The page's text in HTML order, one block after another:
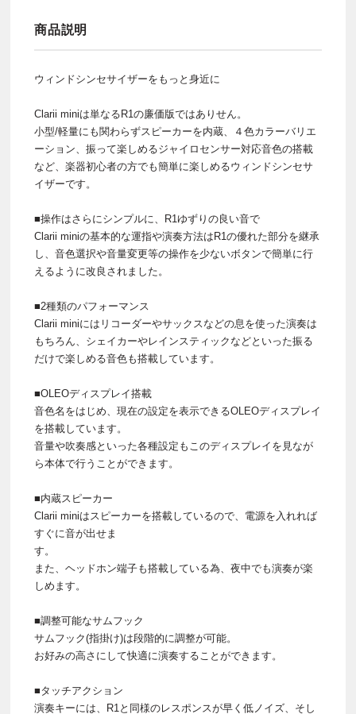
商品説明
ウィンドシンセサイザーをもっと身近に
Clarii miniは単なるR1の廉価版ではありせん。
小型/軽量にも関わらずスピーカーを内蔵、４色カラーバリエ
ーション、振って楽しめるジャイロセンサー対応音色の搭載
など、楽器初心者の方でも簡単に楽しめるウィンドシンセサ
イザーです。
■操作はさらにシンプルに、R1ゆずりの良い音で
Clarii miniの基本的な運指や演奏方法はR1の優れた部分を継承
し、音色選択や音量変更等の操作を少ないボタンで簡単に行
えるように改良されました。
■2種類のパフォーマンス
Clarii miniにはリコーダーやサックスなどの息を使った演奏は
もちろん、シェイカーやレインスティックなどといった振る
だけで楽しめる音色も搭載しています。
■OLEOディスプレイ搭載
音色名をはじめ、現在の設定を表示できるOLEOディスプレイ
を搭載しています。
音量や吹奏感といった各種設定もこのディスプレイを見なが
ら本体で行うことができます。
■内蔵スピーカー
Clarii miniはスピーカーを搭載しているので、電源を入れれば
すぐに音が出せま
す。
また、ヘッドホン端子も搭載している為、夜中でも演奏が楽
しめます。
■調整可能なサムフック
サムフック(指掛け)は段階的に調整が可能。
お好みの高さにして快適に演奏することができます。
■タッチアクション
演奏キーには、R1と同様のレスポンスが早く低ノイズ、そし